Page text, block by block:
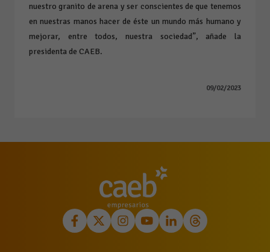
nuestro granito de arena y ser conscientes de que tenemos
en nuestras manos hacer de éste un mundo más humano y
mejorar, entre todos, nuestra sociedad”, añade la
presidenta de CAEB.
09/02/2023